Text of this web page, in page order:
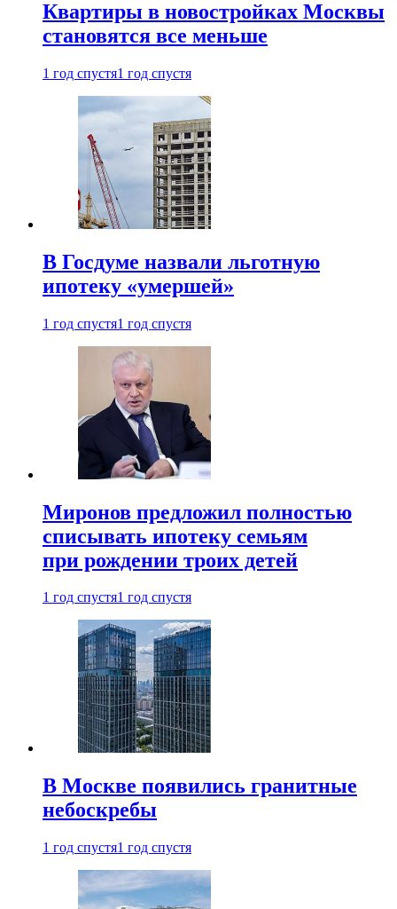
Квартиры в новостройках Москвы
становятся все меньше
1 год спустя1 год спустя
В Госдуме назвали льготную
ипотеку «умершей»
1 год спустя1 год спустя
Миронов предложил полностью
списывать ипотеку семьям
при рождении троих детей
1 год спустя1 год спустя
В Москве появились гранитные
небоскребы
1 год спустя1 год спустя